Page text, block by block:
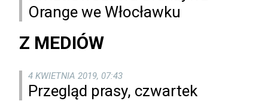
Orange we Włocławku
Z MEDIÓW
4 KWIETNIA 2019, 07:43
Przegląd prasy, czwartek